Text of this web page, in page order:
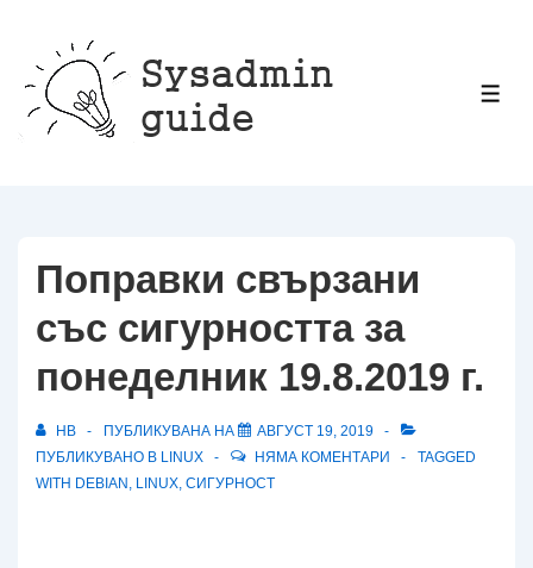
Прескачане
към
основното
Поправки свързани
със сигурността за
понеделник 19.8.2019 г.
HB ПУБЛИКУВАНА НА
АВГУСТ 19, 2019
ПУБЛИКУВАНО В LINUX НЯМА КОМЕНТАРИ
TAGGED
WITH DEBIAN , LINUX, СИГУРНОСТ